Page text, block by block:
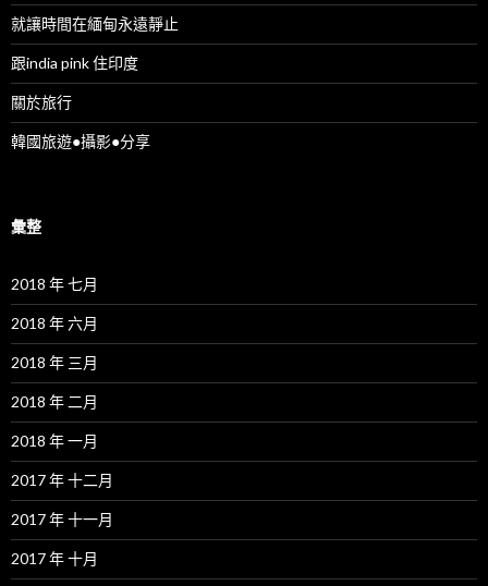
就讓時間在緬甸永遠靜止
跟india pink 住印度
關於旅行
韓國旅遊●攝影●分享
彙整
2018 年 七月
2018 年 六月
2018 年 三月
2018 年 二月
2018 年 一月
2017 年 十二月
2017 年 十一月
2017 年 十月